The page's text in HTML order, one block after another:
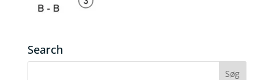
Search